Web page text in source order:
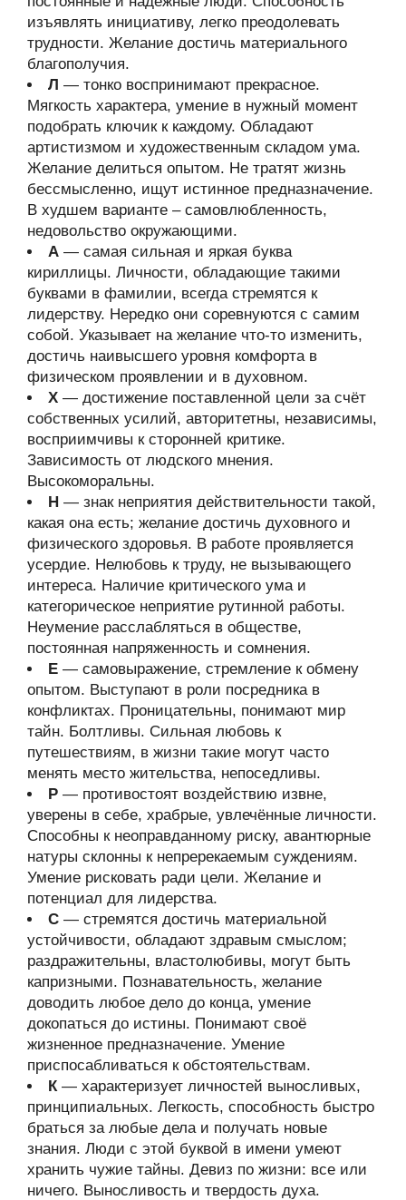
изъявлять инициативу, легко преодолевать
трудности. Желание достичь материального
благополучия.
Л — тонко воспринимают прекрасное.
Мягкость характера, умение в нужный момент
подобрать ключик к каждому. Обладают
артистизмом и художественным складом ума.
Желание делиться опытом. Не тратят жизнь
бессмысленно, ищут истинное предназначение.
В худшем варианте – самовлюбленность,
недовольство окружающими.
А — самая сильная и яркая буква
кириллицы. Личности, обладающие такими
буквами в фамилии, всегда стремятся к
лидерству. Нередко они соревнуются с самим
собой. Указывает на желание что-то изменить,
достичь наивысшего уровня комфорта в
физическом проявлении и в духовном.
Х — достижение поставленной цели за счёт
собственных усилий, авторитетны, независимы,
восприимчивы к сторонней критике.
Зависимость от людского мнения.
Высокоморальны.
Н — знак неприятия действительности такой,
какая она есть; желание достичь духовного и
физического здоровья. В работе проявляется
усердие. Нелюбовь к труду, не вызывающего
интереса. Наличие критического ума и
категорическое неприятие рутинной работы.
Неумение расслабляться в обществе,
постоянная напряженность и сомнения.
Е — самовыражение, стремление к обмену
опытом. Выступают в роли посредника в
конфликтах. Проницательны, понимают мир
тайн. Болтливы. Сильная любовь к
путешествиям, в жизни такие могут часто
менять место жительства, непоседливы.
Р — противостоят воздействию извне,
уверены в себе, храбрые, увлечённые личности.
Способны к неоправданному риску, авантюрные
натуры склонны к непререкаемым суждениям.
Умение рисковать ради цели. Желание и
потенциал для лидерства.
С — стремятся достичь материальной
устойчивости, обладают здравым смыслом;
раздражительны, властолюбивы, могут быть
капризными. Познавательность, желание
доводить любое дело до конца, умение
докопаться до истины. Понимают своё
жизненное предназначение. Умение
приспосабливаться к обстоятельствам.
К— характеризует личностей выносливых,
принципиальных. Легкость, способность быстро
браться за любые дела и получать новые
знания. Люди с этой буквой в имени умеют
хранить чужие тайны. Девиз по жизни: все или
ничего. Выносливость и твердость духа.